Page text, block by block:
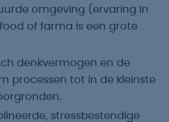
omgeving (ervaring in
of farma is een grote
denkvermogen en de
processen tot in de kleinste
stressbestendige